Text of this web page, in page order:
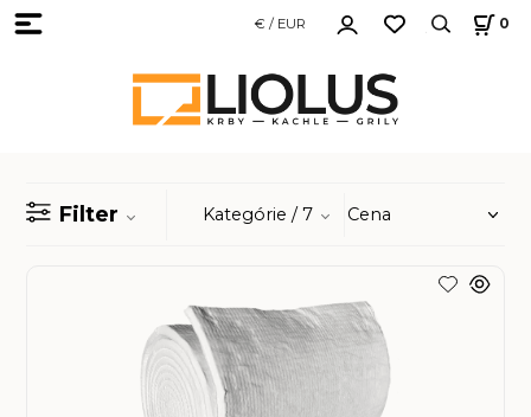
€ / EUR 0
Filter Kategórie / 7